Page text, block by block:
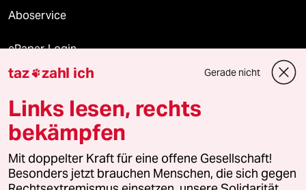
Aboservice
ePaper Login
Downloads für Abonnierende
© 2026 taz Verlags und Vertriebs GmbH
Alle Rechte vorbehalten. Bei rechtlichen Fragen oder für Genehmigungen
wenden Sie sich bitte an
lizenzen@taz.de
taz zahl ich Gerade nicht
Links lesen, rechts
bekämpfen
Mit doppelter Kraft für eine offene Gesellschaft!
Besonders jetzt brauchen Menschen, die sich gegen